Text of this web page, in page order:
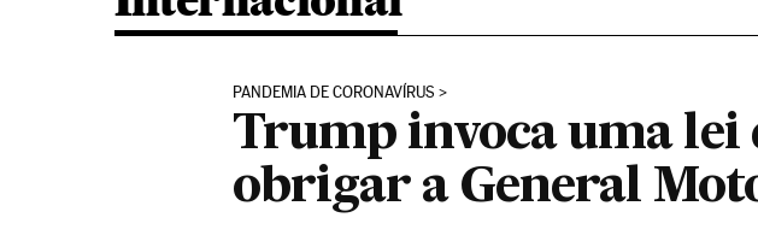
PANDEMIA DE CORONAVÍRUS
Trump invoca uma lei
obrigar a General